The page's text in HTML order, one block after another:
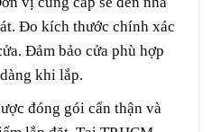
Đo kích thước chính xác
Đảm bảo cửa phù hợp
khi lắp.
đóng gói cẩn thận và